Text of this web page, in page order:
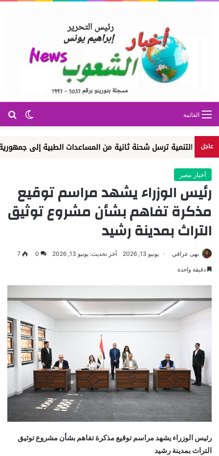
الوضع القائمة
عاجل ترسل شحنة ثانية من المساعدات الطبية إلى جمهورية
أخبار مصر
رئيس الوزراء يشهد مراسم توقيع
مذكرة تفاهم بشأن مشروع توثيق
التراث بمدينة رشيد
نهى عراقي يونيو 13, 2026 آخر تحديث: يونيو 13, 2026 0
7
دقيقة واحدة
رئيس الوزراء يشهد مراسم توقيع مذكرة تفاهم بشأن مشروع توثيق
التراث بمدينة رشيد